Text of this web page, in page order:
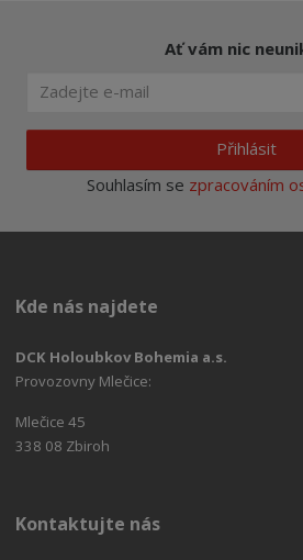
Ať vám nic
Přihlásit
Souhlasím se zpracováním
Kde nás najdete
DCK Holoubkov Bohemia a.s.
Provozovny Mlečice:
Mlečice 45
338 08 Zbiroh
Kontaktujte nás